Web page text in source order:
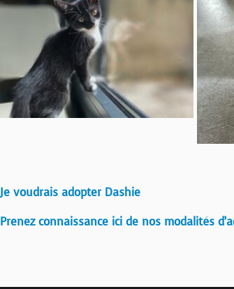
Je voudrais adopter Dashie
Prenez connaissance ici de nos modalités